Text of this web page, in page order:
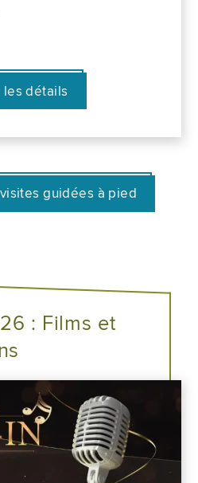
les détails
guidées à pied
: Films et